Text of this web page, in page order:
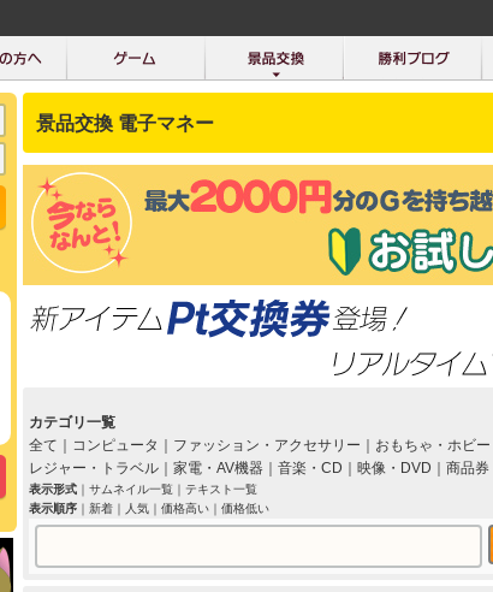
景品交換 電子マネー
カテゴリ一覧
全て
コンピュータ ファッション・アクセサリー おもちゃ・ホビー
レジャー・トラベル｜ 家電・AV機器｜ 音楽・CD 映像・DVD 商品券
表示形式｜ サムネイル一覧｜ テキスト一覧
表示順序｜ 新着｜ 人気｜ 価格高い｜ 価格低い